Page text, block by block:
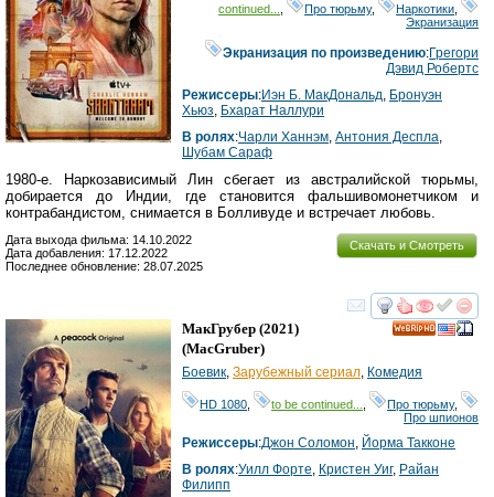
continued...
Про тюрьму, Наркотики
Экранизация
Экранизация по произведению:Грегори
Дэвид Робертс
Режиссеры:Иэн Б. МакДональд, Бронуэн
Хьюз, Бхарат Наллури
В ролях:Чарли Ханнэм, Антония Деспла,
Шубам Сараф
1980-е. Наркозависимый Лин сбегает из австралийской тюрьмы,
добирается до Индии, где становится фальшивомонетчиком и
контрабандистом, снимается в Болливуде и встречает любовь.
Скачать и Смотреть
Дата выхода фильма: 14.10.2022
Дата добавления: 17.12.2022
Последнее обновление: 28.07.2025
смотреть
МакГрубер (2021)
(MacGruber)
Боевик Зарубежный сериал Комедия
HD 1080 to be continued... Про тюрьму,
Про шпионов
Режиссеры:Джон Соломон Йорма Такконе
В ролях:Уилл Форте Кристен Уиг, Райан
Филипп